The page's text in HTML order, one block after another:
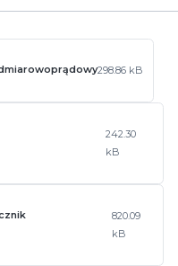
298.86 kB
242.30
kB
820.09
kB